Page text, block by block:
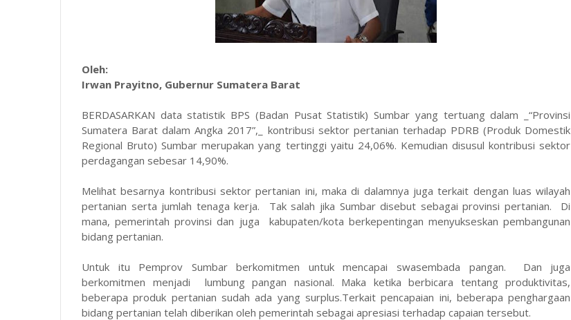
Oleh:
Irwan Prayitno, Gubernur Sumatera Barat
BERDASARKAN data statistik BPS (Badan Pusat Statistik) Sumbar yang tertuang dalam _“Provinsi
Sumatera Barat dalam Angka 2017”,_ kontribusi sektor pertanian terhadap PDRB (Produk Domestik
Regional Bruto) Sumbar merupakan yang tertinggi yaitu 24,06%. Kemudian disusul kontribusi sektor
perdagangan sebesar 14,90%.
Melihat besarnya kontribusi sektor pertanian ini, maka di dalamnya juga terkait dengan luas wilayah
pertanian serta jumlah tenaga kerja. Tak salah jika Sumbar disebut sebagai provinsi pertanian. Di
mana, pemerintah provinsi dan juga kabupaten/kota berkepentingan menyukseskan pembangunan
bidang pertanian.
Untuk itu Pemprov Sumbar berkomitmen untuk mencapai swasembada pangan. Dan juga
berkomitmen menjadi lumbung pangan nasional. Maka ketika berbicara tentang produktivitas,
beberapa produk pertanian sudah ada yang surplus.Terkait pencapaian ini, beberapa penghargaan
bidang pertanian telah diberikan oleh pemerintah sebagai apresiasi terhadap capaian tersebut.